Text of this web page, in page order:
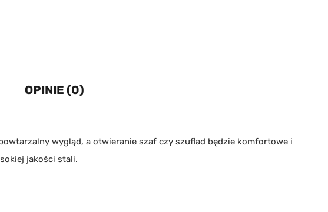
OPINIE (0)
wygląd, a otwieranie szaf czy szuflad będzie komfortowe i
jakości stali.